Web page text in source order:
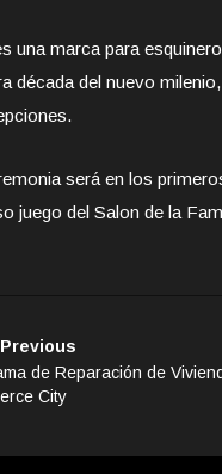
una marca para
década del nuevo
será en los
juego del Salon de la
de Reparación de
City